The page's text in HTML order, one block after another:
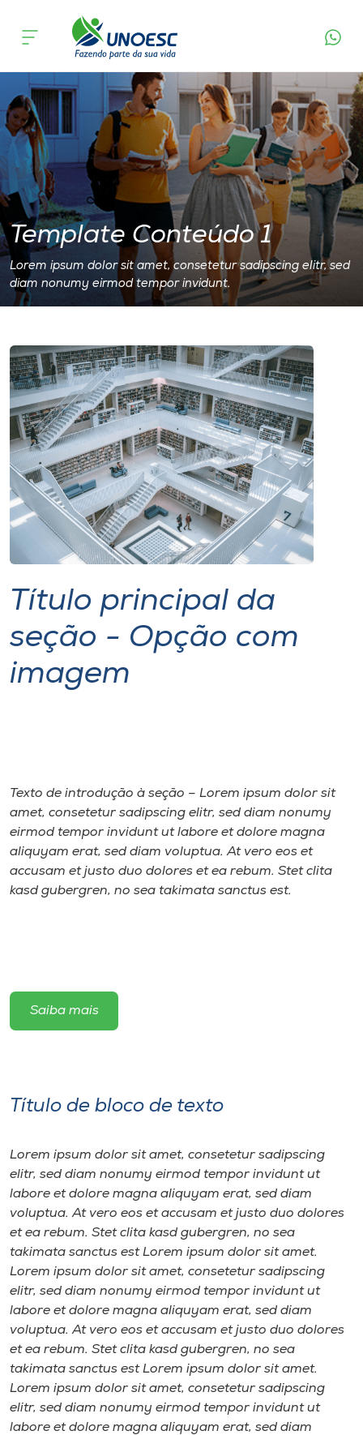
Cursos
Onde estamos
Pesquisa
Atendimento ao Estudante
Portal de Ensino
A
Unoesc
Internacionalização
I.nova
Diplomados
Cultura
Biblioteca
Editora
Rádio
Store
o idioma
Agende seu horário
Template Conteúdo 1
Lorem ipsum dolor sit amet, consetetur sadipscing elitr, sed
diam nonumy eirmod tempor invidunt.
Título principal da
seção - Opção com
imagem
Texto de introdução à seção – Lorem ipsum dolor sit
amet, consetetur sadipscing elitr, sed diam nonumy
eirmod tempor invidunt ut labore et dolore magna
aliquyam erat, sed diam voluptua. At vero eos et
accusam et justo duo dolores et ea rebum. Stet clita
kasd gubergren, no sea takimata sanctus est.
Saiba mais
Título de bloco de texto
Lorem ipsum dolor sit amet, consetetur sadipscing
elitr, sed diam nonumy eirmod tempor invidunt ut
labore et dolore magna aliquyam erat, sed diam
voluptua. At vero eos et accusam et justo duo dolores
et ea rebum. Stet clita kasd gubergren, no sea
takimata sanctus est Lorem ipsum dolor sit amet.
Lorem ipsum dolor sit amet, consetetur sadipscing
elitr, sed diam nonumy eirmod tempor invidunt ut
labore et dolore magna aliquyam erat, sed diam
voluptua. At vero eos et accusam et justo duo dolores
et ea rebum. Stet clita kasd gubergren, no sea
takimata sanctus est Lorem ipsum dolor sit amet.
Lorem ipsum dolor sit amet, consetetur sadipscing
elitr, sed diam nonumy eirmod tempor invidunt ut
labore et dolore magna aliquyam erat, sed diam